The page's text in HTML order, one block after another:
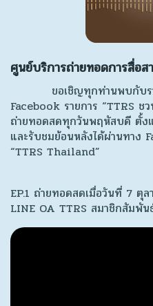
ศูนย์บริการถ่ายทอดการสื่อส
ขอเชิญทุกท่านพบกับราย
Facebook รายการ “TTRS ช
ถ่ายทอดสดทุกวันพฤหัสบดี ตั้ง
และรับชมย้อนหลังได้ผ่านทาง
“TTRS Thailand”
EP.1 ถ่ายทอดสดเมื่อวันที่ 7 ตุ
LINE OA TTRS สมาชิกสัมพัน